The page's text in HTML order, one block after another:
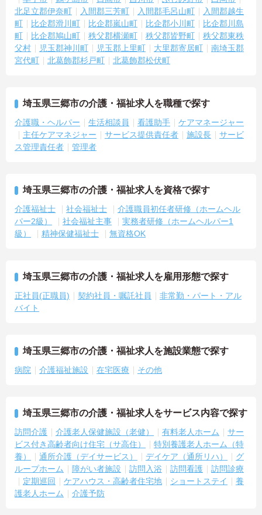
北足立郡伊奈町
入間郡三芳町 入間郡毛呂山町
入間郡越生
町
比企郡滑川町 比企郡嵐山町 比企郡小川町
比企郡川島
町
比企郡鳩山町 秩父郡横瀬町 秩父郡皆野町
秩父郡東秩
父村
児玉郡神川町 児玉郡上里町 大里郡寄居町
南埼玉郡
宮代町
北葛飾郡杉戸町 北葛飾郡松伏町
埼玉県三郷市の介護・福祉求人を職種で探す
介護職・ヘルパー 生活相談員 看護助手
ケアマネージャー
主任ケアマネジャー
サービス提供責任者 施設長
サービ
ス管理責任者
管理者
埼玉県三郷市の介護・福祉求人を資格で探す
介護福祉士 社会福祉士
介護職員初任者研修（ホームヘル
パー2級）
社会福祉主事
実務者研修（ホームヘルパー1
級）
精神保健福祉士 無資格OK
埼玉県三郷市の介護・福祉求人を雇用形態で探す
正社員(正職員) 契約社員・嘱託社員
非常勤・パート・アル
バイト
埼玉県三郷市の介護・福祉求人を施設業態で探す
病院 介護福祉施設 在宅医療 その他
埼玉県三郷市の介護・福祉求人をサービス内容で探す
訪問介護 介護老人保健施設（老健） 有料老人ホーム
サー
ビス付き高齢者向け住宅（サ高住）
特別養護老人ホーム（特
養）
通所介護（デイサービス） デイケア（通所リハ）
グ
ループホーム
障がい者施設 訪問入浴 訪問看護
訪問診療
定期巡回
ケアハウス・高齢者住宅地 ショートステイ
養
護老人ホーム
介護予防